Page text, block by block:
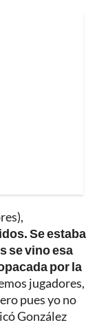
Se estaba
se vino esa
por la
jugadores,
pues yo no
González